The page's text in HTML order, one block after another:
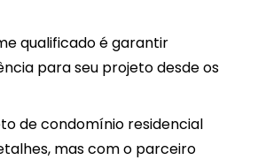
qualificado é garantir
para seu projeto desde os
de condomínio residencial
mas com o parceiro